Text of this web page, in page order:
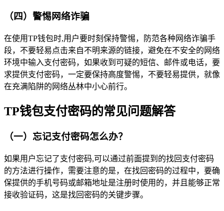
（四）警惕网络诈骗
在使用TP钱包时,用户要时刻保持警惕，防范各种网络诈骗手
段，不要轻易点击来自不明来源的链接，避免在不安全的网络
环境中输入支付密码，如果收到可疑的短信、邮件或电话，要
求提供支付密码，一定要保持高度警惕，不要轻易提供，就像
在充满陷阱的网络丛林中小心前行。
TP钱包支付密码的常见问题解答
（一）忘记支付密码怎么办？
如果用户忘记了支付密码,可以通过前面提到的找回支付密码
的方法进行操作，需要注意的是，在找回密码的过程中，要确
保提供的手机号码或邮箱地址是注册时使用的，并且能够正常
接收验证码，这是找回密码的关键步骤。